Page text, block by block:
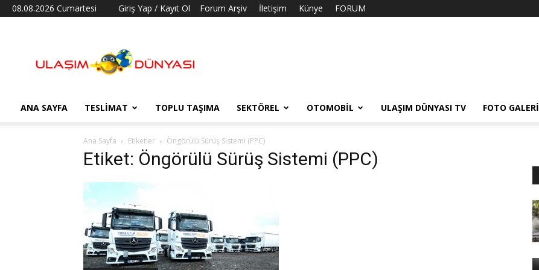
08.08.2026 Cumartesi Giriş Yap / Kayıt Ol Forum Arşiv İletişim Künye FORUM
Dünyası
ANA SAYFA TESLIMAT TOPLU TAŞIMA SEKTÖREL OTOMOBIL ULAŞIM DÜNYASI TV FOTO GALERI
Ana Sayfa Etiketler Öngörülü Sürüş Sistemi (PPC)
Etiket: Öngörülü Sürüş Sistemi (PPC)